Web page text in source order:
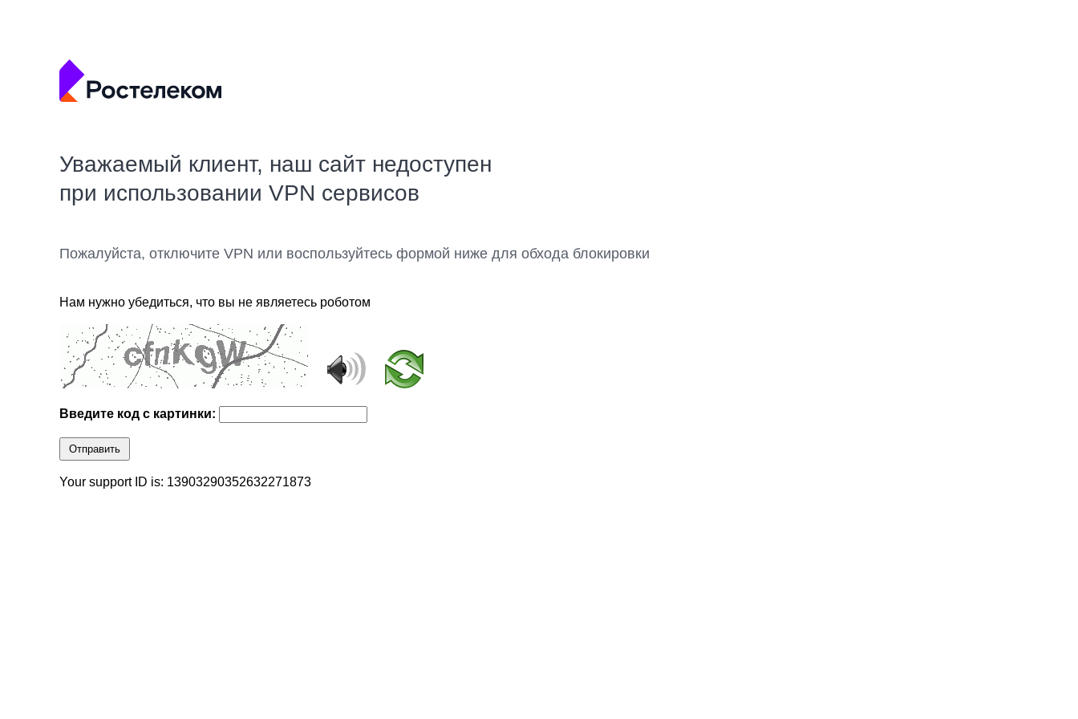
Уважаемый клиент, наш сайт недоступен
при использовании VPN сервисов
Пожалуйста, отключите VPN или воспользуйтесь формой ниже для обхода блокировки
Нам нужно убедиться, что вы не являетесь роботом
Введите код с картинки:
Отправить
Your support ID is: 13903290352632271873